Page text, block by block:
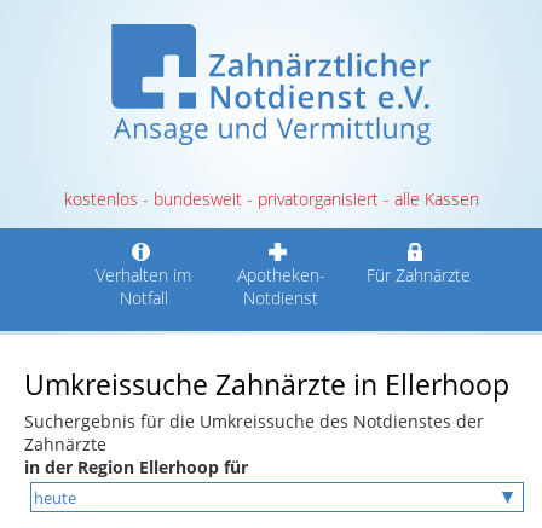
kostenlos - bundesweit - privatorganisiert - alle Kassen
Verhalten im
Notfall
Apotheken-
Notdienst
Für Zahnärzte
Umkreissuche Zahnärzte in Ellerhoop
Suchergebnis für die Umkreissuche des Notdienstes der
Zahnärzte
in der Region Ellerhoop für